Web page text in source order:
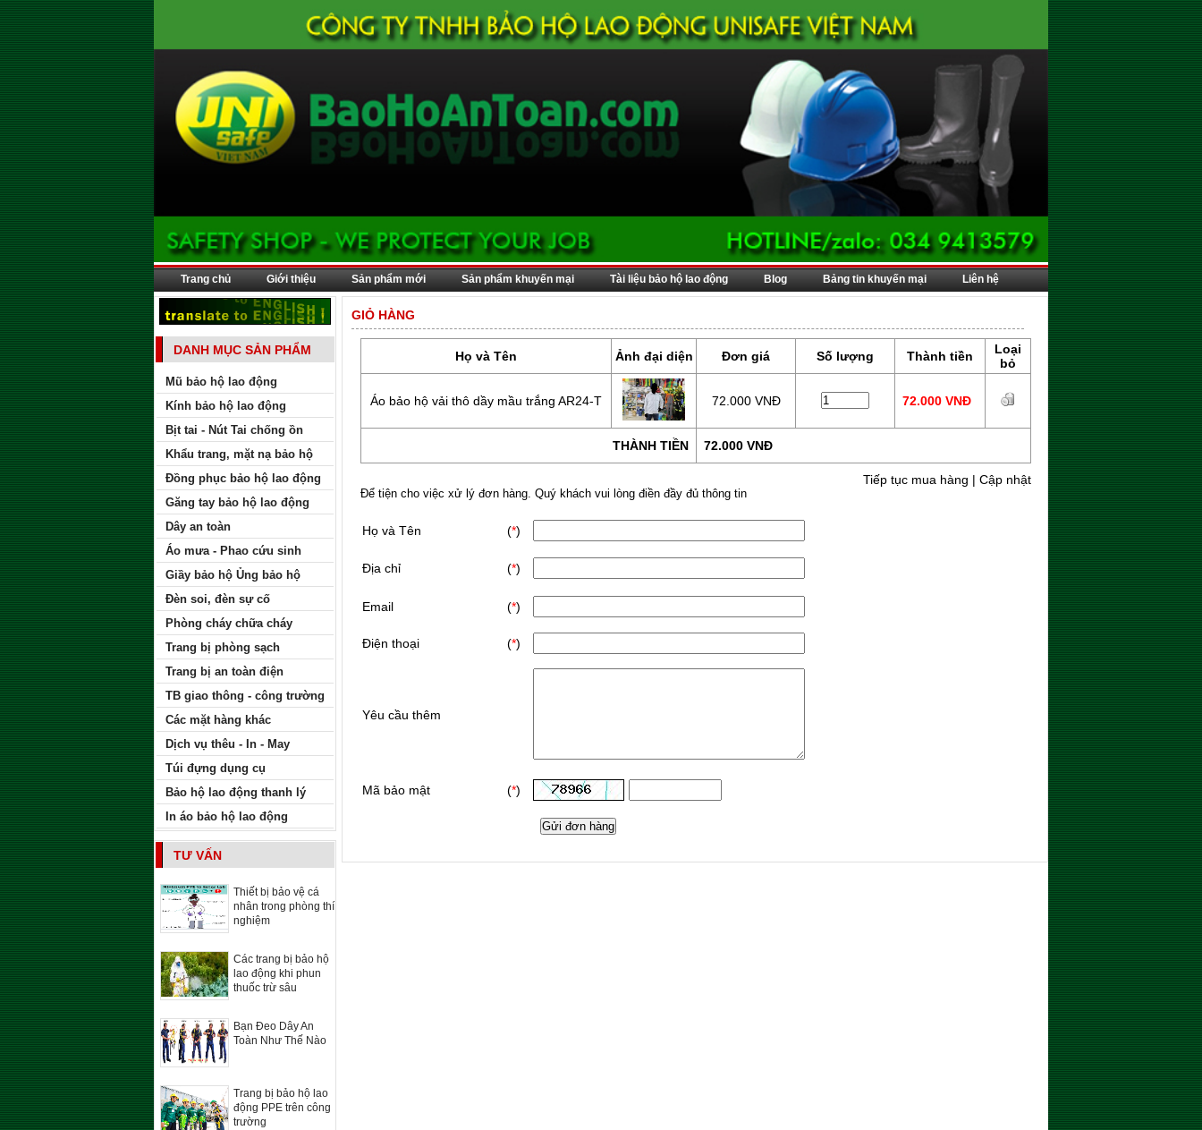
Trang chủ Giới thiệu Sản phẩm mới Sản phẩm khuyến mại Tài liệu bảo hộ lao động Blog Bảng tin khuyến mại Liên hệ
DANH MỤC SẢN PHẨM
Mũ bảo hộ lao động
Kính bảo hộ lao động
Bịt tai - Nút Tai chống ồn
Khẩu trang, mặt nạ bảo hộ
Đồng phục bảo hộ lao động
Găng tay bảo hộ lao động
Dây an toàn
Áo mưa - Phao cứu sinh
Giầy bảo hộ Ủng bảo hộ
Đèn soi, đèn sự cố
Phòng cháy chữa cháy
Trang bị phòng sạch
Trang bị an toàn điện
TB giao thông - công trường
Các mặt hàng khác
Dịch vụ thêu - In - May
Túi đựng dụng cụ
Bảo hộ lao động thanh lý
In áo bảo hộ lao động
TƯ VẤN
Thiết bị bảo vệ cá
nhân trong phòng thí
nghiệm
Các trang bị bảo hộ
lao động khi phun
thuốc trừ sâu
Bạn Đeo Dây An
Toàn Như Thế Nào
Trang bị bảo hộ lao
động PPE trên công
trường
GIỎ HÀNG
Họ và Tên Ảnh đại diện Đơn giá Số lượng Thành tiền
Loại
bỏ
Áo bảo hộ vải thô dầy mầu trắng AR24-T 72.000 VNĐ 72.000 VNĐ
THÀNH TIỀN 72.000 VNĐ
Tiếp tục mua hàng | Cập nhật
Để tiện cho việc xử lý đơn hàng. Quý khách vui lòng điền đầy đủ thông tin
Họ và Tên (*)
Địa chỉ (*)
Email (*)
Điện thoại (*)
Yêu cầu thêm
Mã bảo mật (*)